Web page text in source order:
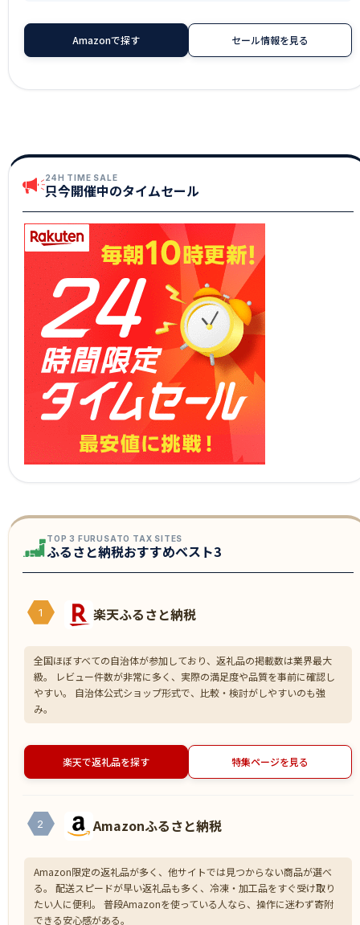
Amazonで探す セール情報を見る
24H TIME SALE
只今開催中のタイムセール
TOP 3 FURUSATO TAX SITES
ふるさと納税おすすめベスト3
1 楽天ふるさと納税
全国ほぼすべての自治体が参加しており、返礼品の掲載数は業界最大
級。 レビュー件数が非常に多く、実際の満足度や品質を事前に確認し
やすい。 自治体公式ショップ形式で、比較・検討がしやすいのも強
み。
楽天で返礼品を探す 特集ページを見る
2 Amazonふるさと納税
Amazon限定の返礼品が多く、他サイトでは見つからない商品が選べ
る。 配送スピードが早い返礼品も多く、冷凍・加工品をすぐ受け取り
たい人に便利。 普段Amazonを使っている人なら、操作に迷わず寄附
できる安心感がある。